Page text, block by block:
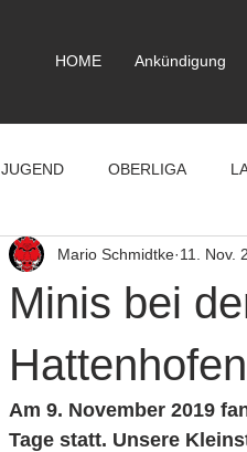
HOME Ankündigung
JUGEND OBERLIGA
Minis bei
Hattenhofen
Mario Schmidtke 11. Nov.
Am 9. November 2019
Tage statt. Unsere